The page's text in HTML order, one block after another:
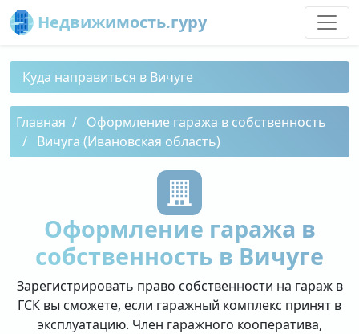
Недвижимость.гуру
Куда направиться в Вичуге
Главная
Оформление гаража в собственность
Вичуга (Ивановская область)
Оформление гаража в
собственность в Вичуге
Зарегистрировать право собственности на гараж в
ГСК вы сможете, если гаражный комплекс принят в
эксплуатацию. Член гаражного кооператива,